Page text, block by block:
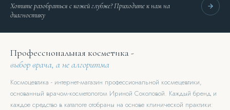
Хотите разобраться с кожей глубже? Приходите к нам на
диагностику
Профессиональная косметика -
выбор врача, а не алгоритма
Космоцевтика - интернет-магазин профессиональной космецевтики,
основанный врачом-косметологом Ириной Соколовой. Каждый бренд и
каждое средство в каталоге отобраны на основе клинической практики: